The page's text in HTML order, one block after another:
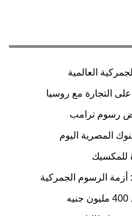
العالمية
على التجارة مع روسيا
رسوم ترامب
المصرية اليوم
للمكسيك
الرسوم الجمركية